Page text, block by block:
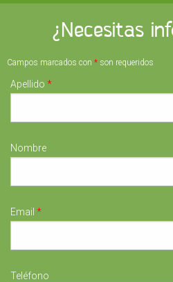
¿Necesitas
Campos marcados con * son requeridos
Apellido *
Nombre
Email *
Teléfono